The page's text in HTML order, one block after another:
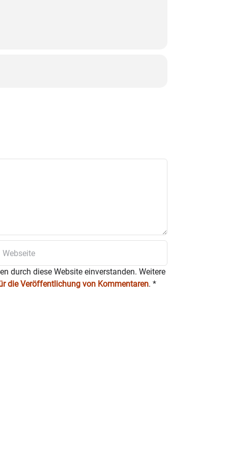
durch diese Website einverstanden. Weitere
die Veröffentlichung von Kommentaren. *